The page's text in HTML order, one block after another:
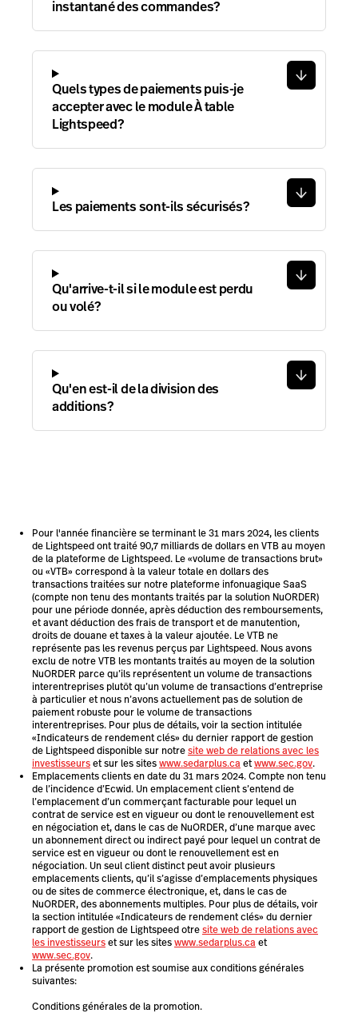
instantané des commandes?
Quels types de paiements puis-je
accepter avec le module À table
Lightspeed?
Les paiements sont-ils sécurisés?
Qu'arrive-t-il si le module est perdu
ou volé?
Qu'en est-il de la division des
additions?
Pour l'année financière se terminant le 31 mars 2024, les clients
de Lightspeed ont traité 90,7 milliards de dollars en VTB au moyen
de la plateforme de Lightspeed. Le «volume de transactions brut»
ou «VTB» correspond à la valeur totale en dollars des
transactions traitées sur notre plateforme infonuagique SaaS
(compte non tenu des montants traités par la solution NuORDER)
pour une période donnée, après déduction des remboursements,
et avant déduction des frais de transport et de manutention,
droits de douane et taxes à la valeur ajoutée. Le VTB ne
représente pas les revenus perçus par Lightspeed. Nous avons
exclu de notre VTB les montants traités au moyen de la solution
NuORDER parce qu’ils représentent un volume de transactions
interentreprises plutôt qu’un volume de transactions d’entreprise
à particulier et nous n’avons actuellement pas de solution de
paiement robuste pour le volume de transactions
interentreprises. Pour plus de détails, voir la section intitulée
«Indicateurs de rendement clés» du dernier rapport de gestion
de Lightspeed disponible sur notresite web de relations avec les
investisseurset sur les siteswww.sedarplus.ca etwww.sec.gov.
Emplacements clients en date du 31 mars 2024. Compte non tenu
de l’incidence d’Ecwid. Un emplacement client s’entend de
l’emplacement d’un commerçant facturable pour lequel un
contrat de service est en vigueur ou dont le renouvellement est
en négociation et, dans le cas de NuORDER, d’une marque avec
un abonnement direct ou indirect payé pour lequel un contrat de
service est en vigueur ou dont le renouvellement est en
négociation. Un seul client distinct peut avoir plusieurs
emplacements clients, qu’il s’agisse d’emplacements physiques
ou de sites de commerce électronique, et, dans le cas de
NuORDER, des abonnements multiples. Pour plus de détails, voir
la section intitulée «Indicateurs de rendement clés» du dernier
rapport de gestion de Lightspeed otresite web de relations avec
les investisseurset sur les siteswww.sedarplus.ca et
www.sec.gov.
La présente promotion est soumise aux conditions générales
suivantes:
Conditions générales de la promotion.